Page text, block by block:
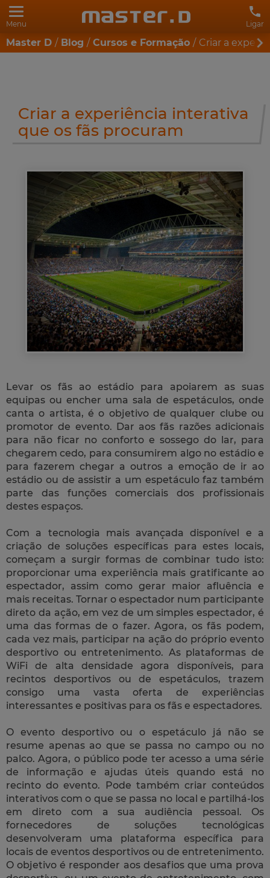
Menu Ligar
Master D Blog Cursos e Formação Criar a
Criar a experiência interativa
que os fãs procuram
Levar os fãs ao estádio para apoiarem as suas
equipas ou encher uma sala de espetáculos, onde
canta o artista, é o objetivo de qualquer clube ou
promotor de evento. Dar aos fãs razões adicionais
para não ficar no conforto e sossego do lar, para
chegarem cedo, para consumirem algo no estádio e
para fazerem chegar a outros a emoção de ir ao
estádio ou de assistir a um espetáculo faz também
parte das funções comerciais dos profissionais
destes espaços.
Com a tecnologia mais avançada disponível e a
criação de soluções específicas para estes locais,
começam a surgir formas de combinar tudo isto:
proporcionar uma experiência mais gratificante ao
espectador, assim como gerar maior afluência e
mais receitas. Tornar o espectador num participante
direto da ação, em vez de um simples espectador, é
uma das formas de o fazer. Agora, os fãs podem,
cada vez mais, participar na ação do próprio evento
desportivo ou entretenimento. As plataformas de
WiFi de alta densidade agora disponíveis, para
recintos desportivos ou de espetáculos, trazem
consigo uma vasta oferta de experiências
interessantes e positivas para os fãs e espectadores.
O evento desportivo ou o espetáculo já não se
resume apenas ao que se passa no campo ou no
palco. Agora, o público pode ter acesso a uma série
de informação e ajudas úteis quando está no
recinto do evento. Pode também criar conteúdos
interativos com o que se passa no local e partilhá-los
em direto com a sua audiência pessoal. Os
fornecedores de soluções tecnológicas
desenvolveram uma plataforma específica para
locais de eventos desportivos ou de entretenimento.
O objetivo é responder aos desafios que uma prova